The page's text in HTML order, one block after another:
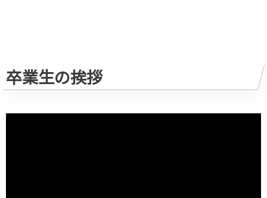
卒業生の挨拶